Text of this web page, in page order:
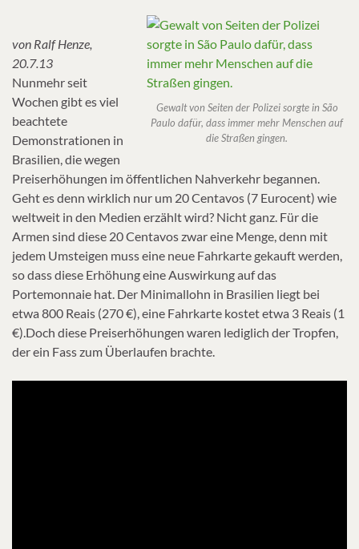
Gewalt von Seiten der Polizei sorgte in São
Paulo dafür, dass immer mehr Menschen auf
die Straßen gingen.
von Ralf Henze,
20.7.13
Nunmehr seit
Wochen gibt es viel
beachtete
Demonstrationen in
Brasilien, die wegen
Preiserhöhungen im öffentlichen Nahverkehr begannen.
Geht es denn wirklich nur um 20 Centavos (7 Eurocent) wie
weltweit in den Medien erzählt wird? Nicht ganz. Für die
Armen sind diese 20 Centavos zwar eine Menge, denn mit
jedem Umsteigen muss eine neue Fahrkarte gekauft werden,
so dass diese Erhöhung eine Auswirkung auf das
Portemonnaie hat. Der Minimallohn in Brasilien liegt bei
etwa 800 Reais (270 €), eine Fahrkarte kostet etwa 3 Reais (1
€).Doch diese Preiserhöhungen waren lediglich der Tropfen,
der ein Fass zum Überlaufen brachte.